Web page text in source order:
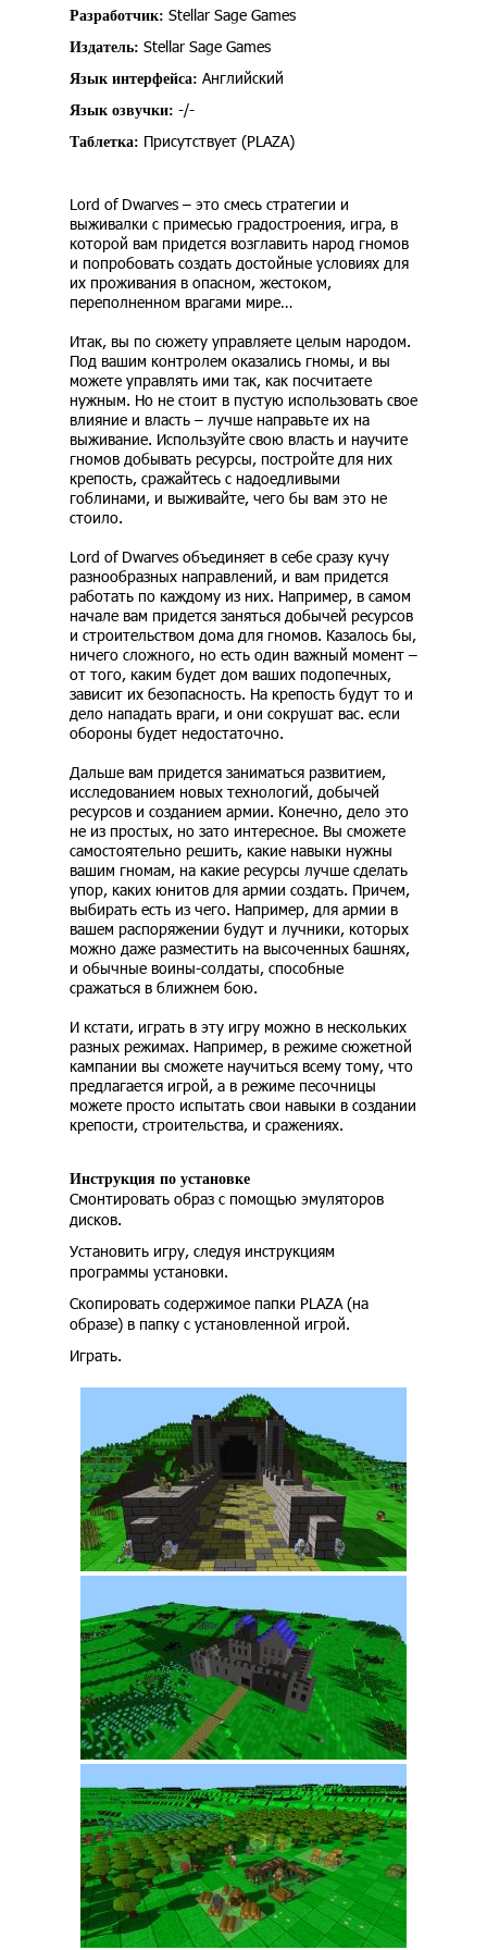
Разработчик: Stellar Sage Games
Издатель: Stellar Sage Games
Язык интерфейса: Английский
Язык озвучки: -/-
Таблетка: Присутствует (PLAZA)
Lord of Dwarves – это смесь стратегии и
выживалки с примесью градостроения, игра, в
которой вам придется возглавить народ гномов
и попробовать создать достойные условиях для
их проживания в опасном, жестоком,
переполненном врагами мире…
Итак, вы по сюжету управляете целым народом.
Под вашим контролем оказались гномы, и вы
можете управлять ими так, как посчитаете
нужным. Но не стоит в пустую использовать свое
влияние и власть – лучше направьте их на
выживание. Используйте свою власть и научите
гномов добывать ресурсы, постройте для них
крепость, сражайтесь с надоедливыми
гоблинами, и выживайте, чего бы вам это не
стоило.
Lord of Dwarves объединяет в себе сразу кучу
разнообразных направлений, и вам придется
работать по каждому из них. Например, в самом
начале вам придется заняться добычей ресурсов
и строительством дома для гномов. Казалось бы,
ничего сложного, но есть один важный момент –
от того, каким будет дом ваших подопечных,
зависит их безопасность. На крепость будут то и
дело нападать враги, и они сокрушат вас. если
обороны будет недостаточно.
Дальше вам придется заниматься развитием,
исследованием новых технологий, добычей
ресурсов и созданием армии. Конечно, дело это
не из простых, но зато интересное. Вы сможете
самостоятельно решить, какие навыки нужны
вашим гномам, на какие ресурсы лучше сделать
упор, каких юнитов для армии создать. Причем,
выбирать есть из чего. Например, для армии в
вашем распоряжении будут и лучники, которых
можно даже разместить на высоченных башнях,
и обычные воины-солдаты, способные
сражаться в ближнем бою.
И кстати, играть в эту игру можно в нескольких
разных режимах. Например, в режиме сюжетной
кампании вы сможете научиться всему тому, что
предлагается игрой, а в режиме песочницы
можете просто испытать свои навыки в создании
крепости, строительства, и сражениях.
Инструкция по установке
Смонтировать образ с помощью эмуляторов
дисков.
Установить игру, следуя инструкциям
программы установки.
Скопировать содержимое папки PLAZA (на
образе) в папку с установленной игрой.
Играть.